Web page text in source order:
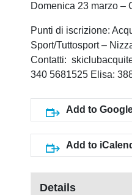
Domenica 23 marzo –
Punti di iscrizione:
Sport/Tuttosport –
Contatti:
340 5681525 Elisa:
Add to
Add to
Details